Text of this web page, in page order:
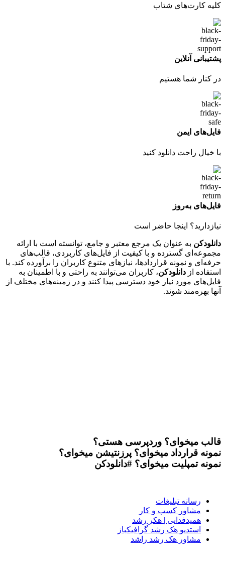
کلیه کارت‌های شتاب
پشتیبانی آنلاین
در کنار شما هستیم
فایل‌های ایمن
با خیال راحت دانلود کنید
فایل‌های به‌روز
نیازدارید؟ اینجا حاضر است
دانلودکن به عنوان یک مرجع معتبر و جامع، توانسته است با ارائه
مجموعه‌ای گسترده و با کیفیت از فایل‌های کاربردی، قالب‌های
حرفه‌ای و نمونه قراردادها، نیازهای متنوع کاربران را برآورده کند. با
استفاده از دانلودکن، کاربران می‌توانند به راحتی و با اطمینان به
فایل‌های مورد نیاز خود دسترسی پیدا کنند و در زمینه‌های مختلف از
آنها بهره‌مند شوند.
قالب میخوای؟ وردپرسی هستی؟
نمونه قرارداد میخوای؟ پرزنتیشن میخوای؟
نمونه تمپلیت میخوای؟ #دانلودکن
رسانه تبلیغات
مشاور کسب و کار
همیدفدایی | هکر رشد
استدیو هک رشد گرافیکباز
مشاور هک رشد راشد